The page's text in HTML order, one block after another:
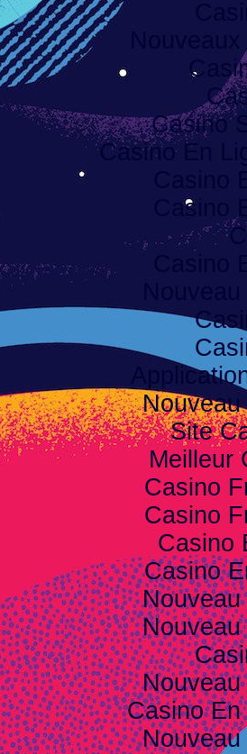
Casino
Casino En
Casino
Site
Meilleur
Casino
Casino
Casino
Casino
Casino